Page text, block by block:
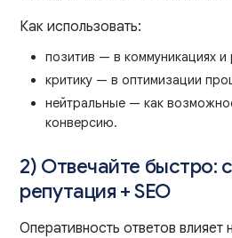
Как использовать:
позитив — в коммуникациях и
критику — в оптимизации
нейтральные — как
конверсию.
2) Отвечайте быстро:
репутация + SEO
Оперативность ответов влияет